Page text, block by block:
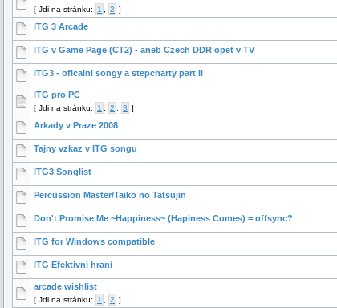
[ Jdi na stránku: 1 2 ]
ITG 3 Arcade
ITG v Game Page (CT2) - aneb Czech DDR opet v TV
ITG3 - oficalni songy a stepcharty part II
ITG pro PC
[ Jdi na stránku: 1 2 3 ]
Arkady v Praze 2008
Tajny vzkaz v ITG songu
ITG3 Songlist
Percussion Master/Taiko no Tatsujin
Don't Promise Me ~Happiness~ (Hapiness Comes) = offsync?
ITG for Windows compatible
ITG Efektivni hrani
arcade wishlist
[ Jdi na stránku: 1 2 ]